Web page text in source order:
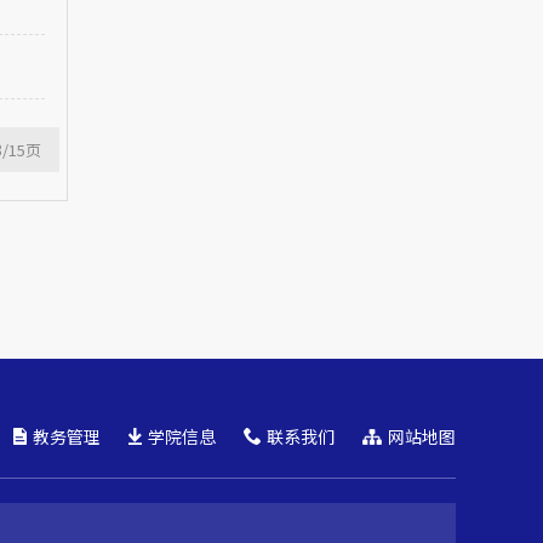
/15页
教务管理 学院信息 联系我们 网站地图